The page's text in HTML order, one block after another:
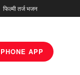
फिल्मी तर्ज भजन
APP